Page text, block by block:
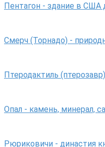
Пентагон - здание в США
Смерч (Торнадо) -
Птеродактиль
Опал - камень, минерал,
Рюриковичи - династия